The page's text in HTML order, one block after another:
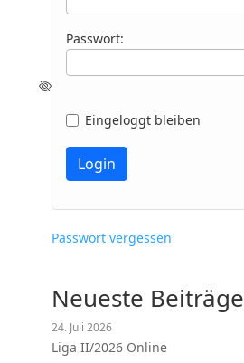
Passwort:
Eingeloggt bleiben
Passwort vergessen
Neueste Beiträge
Liga II/2026 Online
24. Juli 2026